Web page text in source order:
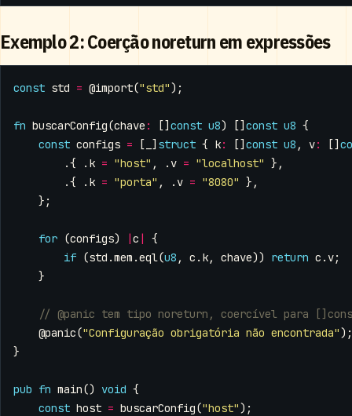
Exemplo 2: Coerção noreturn em expressões
const std = @import("std");
fn buscarConfig(chave : [] const u8) [] const u8 {
const configs = [ ] struct { k: [] const u8 , v: []
.{
. k = "host" , . v = "localhost" },
.{
. k = "porta" , . v = "8080" },
};
for (configs) |c |
{
if (std .mem .eql(u8 , c . k, chave)) return c . v;
}
@panic("Configuração obrigatória não encontrada");
}
pub fn main() void {
const host = buscarConfig("host");